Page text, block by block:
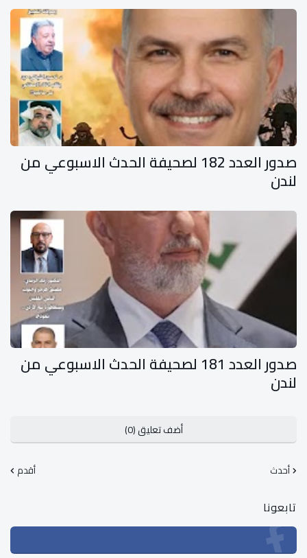
صدور العدد 182 لصحيفة الحدث الاسبوعي من
لندن
صدور العدد 181 لصحيفة الحدث الاسبوعي من
لندن
أضف تعليق (0)
أحدث أقدم
تابعونا